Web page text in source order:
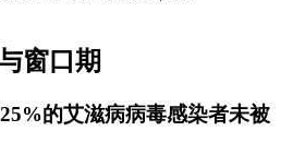
窗口期
的艾滋病病毒感染者未被